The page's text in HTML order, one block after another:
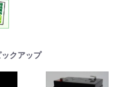
クアップ